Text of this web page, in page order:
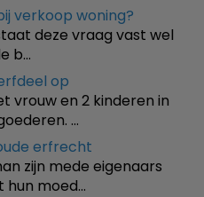
verkoop woning?
deze vraag vast wel
b…
op
vrouw en 2 kinderen in
…
erfrecht
zijn mede eigenaars
hun moed…